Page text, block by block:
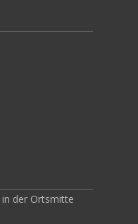
der Ortsmitte